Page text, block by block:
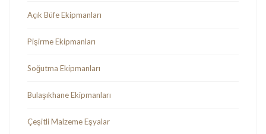
Açık Büfe Ekipmanları
Pişirme Ekipmanları
Soğutma Ekipmanları
Bulaşıkhane Ekipmanları
Çeşitli Malzeme Eşyalar